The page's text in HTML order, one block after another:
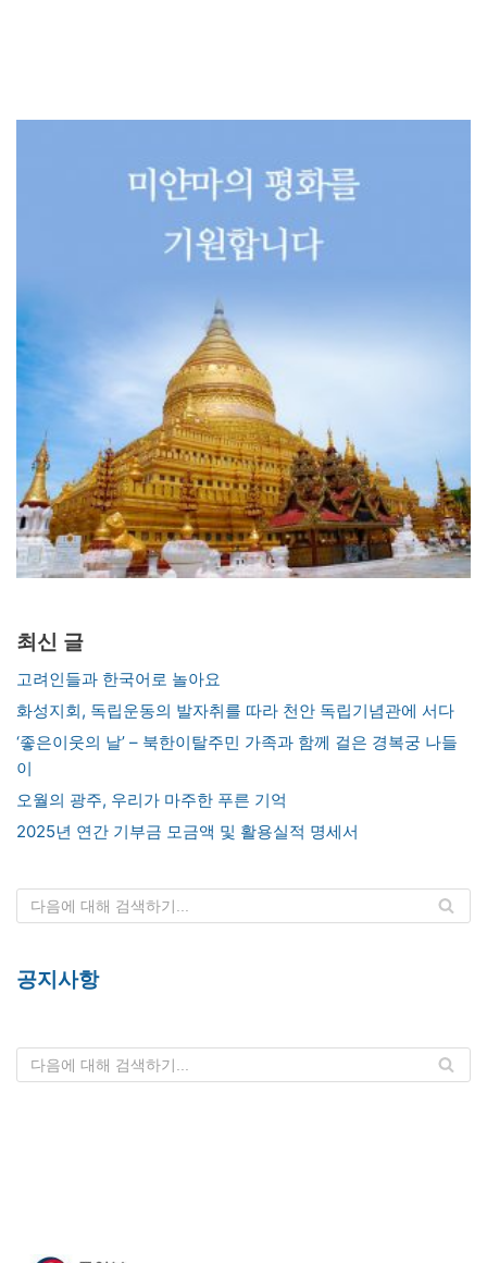
최신 글
고려인들과 한국어로 놀아요
화성지회, 독립운동의 발자취를 따라 천안 독립기념관에 서다
‘좋은이웃의 날’ – 북한이탈주민 가족과 함께 걸은 경복궁 나들
이
오월의 광주, 우리가 마주한 푸른 기억
2025년 연간 기부금 모금액 및 활용실적 명세서
공지사항